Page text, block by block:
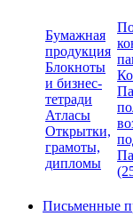
Бумажная
продукция
Блокноты
и бизнес-
тетради
Атласы
Открытки,
грамоты,
дипломы
Письменные